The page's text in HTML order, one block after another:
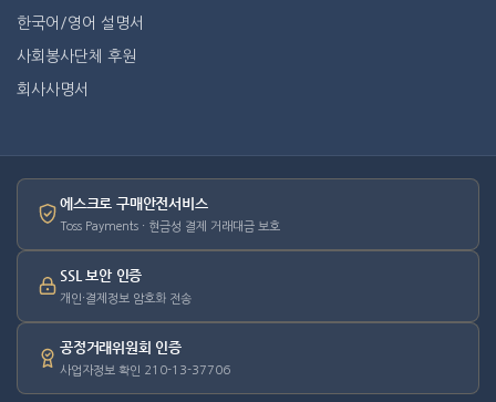
한국어/영어 설명서
사회봉사단체 후원
회사사명서
에스크로 구매안전서비스
Toss Payments · 현금성 결제 거래대금 보호
SSL 보안 인증
개인·결제정보 암호화 전송
공정거래위원회 인증
사업자정보 확인 210-13-37706